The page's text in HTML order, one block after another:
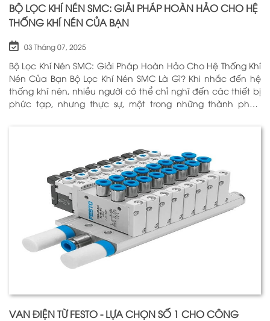
BỘ LỌC KHÍ NÉN SMC: GIẢI PHÁP HOÀN HẢO CHO HỆ
THỐNG KHÍ NÉN CỦA BẠN
03 Tháng 07, 2025
Bộ Lọc Khí Nén SMC: Giải Pháp Hoàn Hảo Cho Hệ Thống Khí
Nén Của Bạn Bộ Lọc Khí Nén SMC Là Gì? Khi nhắc đến hệ
thống khí nén, nhiều người có thể chỉ nghĩ đến các thiết bị
phức tạp, nhưng thực sự, một trong những thành phần
VAN ĐIỆN TỪ FESTO - LỰA CHỌN SỐ 1 CHO CÔNG